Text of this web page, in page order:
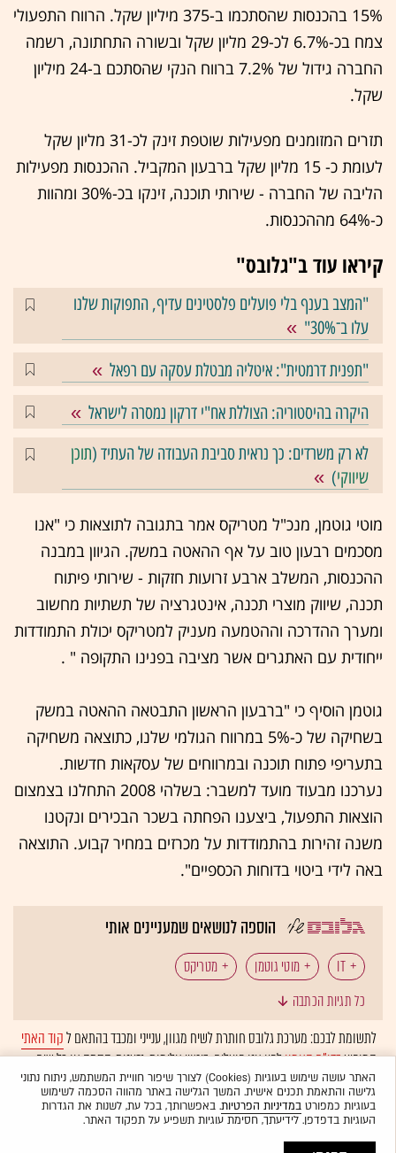
15% בהכנסות שהסתכמו ב-375 מיליון שקל. הרווח התפעולי
צמח בכ-6.7% לכ-29 מליון שקל ובשורה התחתונה, רשמה
החברה גידול של 7.2% ברווח הנקי שהסתכם ב-24 מיליון
שקל.
תזרים המזומנים מפעילות שוטפת זינק לכ-31 מליון שקל
לעומת כ- 15 מליון שקל ברבעון המקביל. ההכנסות מפעילות
הליבה של החברה - שירותי תוכנה, זינקו בכ-30% ומהוות
כ-64% מההכנסות.
קיראו עוד ב"גלובס"
"המצב בענף בלי פועלים פלסטינים עדיף, התפוקות שלנו
עלו ב־30%"
"תפנית דרמטית": איטליה מבטלת עסקה עם רפאל
היקרה בהיסטוריה: הצוללת אח"י דרקון נמסרה לישראל
לא רק משרדים: כך נראית סביבת העבודה של העתיד (תוכן
שיווקי)
מוטי גוטמן, מנכ"ל מטריקס אמר בתגובה לתוצאות כי "אנו
מסכמים רבעון טוב על אף ההאטה במשק. הגיוון במבנה
ההכנסות, המשלב ארבע זרועות חזקות - שירותי פיתוח
תכנה, שיווק מוצרי תכנה, אינטגרציה של תשתיות מחשוב
ומערך ההדרכה וההטמעה מעניק למטריקס יכולת התמודדות
ייחודית עם האתגרים אשר מציבה בפנינו התקופה " .
גוטמן הוסיף כי "ברבעון הראשון התבטאה ההאטה במשק
בשחיקה של כ-5% במרווח הגולמי שלנו, כתוצאה משחיקה
בתעריפי פתוח תוכנה ובמרווחים של עסקאות חדשות.
נערכנו מבעוד מועד למשבר: בשלהי 2008 התחלנו בצמצום
הוצאות התפעול, ביצענו הפחתה בשכר הבכירים ונקטנו
משנה זהירות בהתמודדות על מכרזים במחיר קבוע. התוצאה
באה לידי ביטוי בדוחות הכספיים".
הוספה לנושאים שמעניינים אותי
IT מוטי גוטמן
מטריקס
כל תגיות הכתבה
לתשומת לבכם: מערכת גלובס חותרת לשיח מגוון, ענייני ומכבד בהתאם לקוד האתי
המופיעבדו"ח האמוןלפיו אנו פועלים. ביטויי אלימות, גזענות, הסתה או כל שיח
בלתי הולם אחר מסוננים בצורהאוטומטיתולא יפורסמו באתר.
האתר עושה שימוש בעוגיות (Cookies) לצורך שיפור חוויית המשתמש, ניתוח נתוני
גלישה והתאמת תכנים אישית. המשך הגלישה באתר מהווה הסכמה לשימוש
בעוגיות כמפורטבמדיניות הפרטיות. באפשרותך, בכל עת, לשנות את הגדרות
העוגיות בדפדפן. לידיעתך, חסימת עוגיות תשפיע על תפקוד האתר.